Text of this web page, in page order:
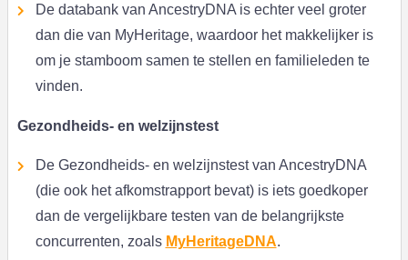
De databank van AncestryDNA is echter veel groter
dan die van MyHeritage, waardoor het makkelijker is
om je stamboom samen te stellen en familieleden te
vinden.
Gezondheids- en welzijnstest
De Gezondheids- en welzijnstest van AncestryDNA
(die ook het afkomstrapport bevat) is iets goedkoper
dan de vergelijkbare testen van de belangrijkste
concurrenten, zoals MyHeritageDNA.